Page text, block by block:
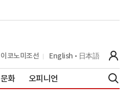
이코노미조선 English 日本語
문화 오피니언